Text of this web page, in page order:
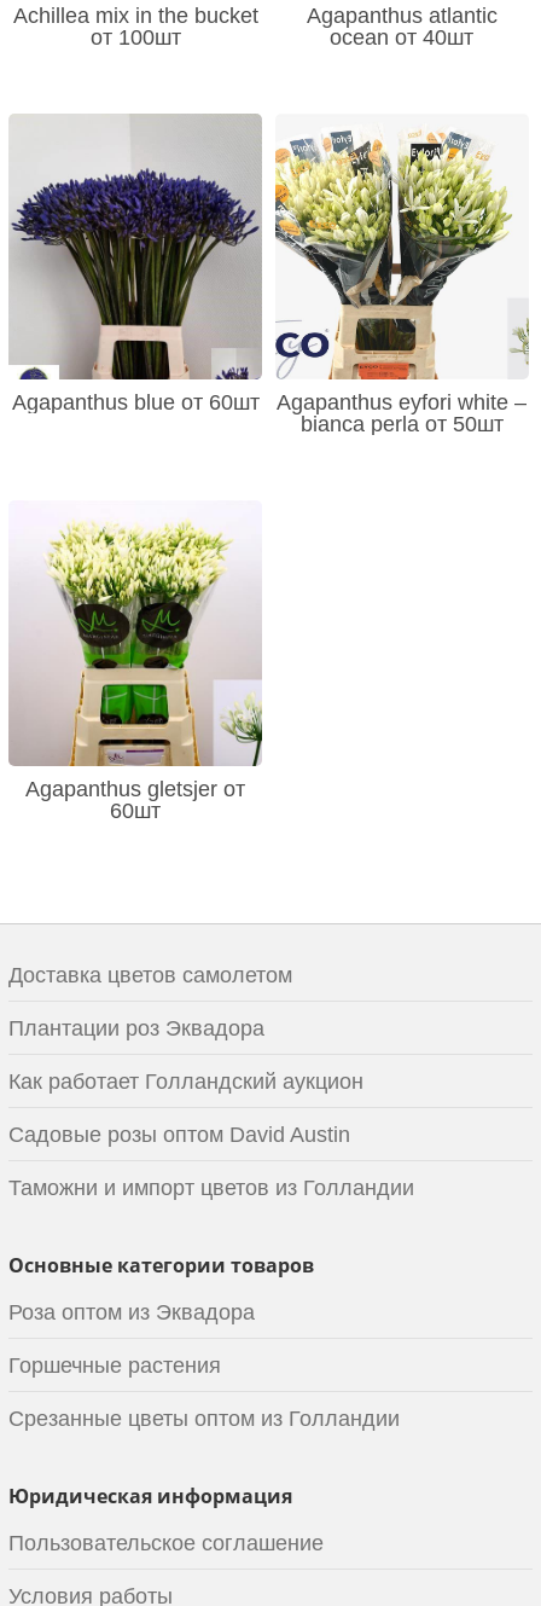
Achillea mix in the bucket
от 100шт
Agapanthus atlantic
ocean от 40шт
Agapanthus blue от 60шт
Agapanthus eyfori white –
bianca perla от 50шт
Agapanthus gletsjer от
60шт
Доставка цветов самолетом
Плантации роз Эквадора
Как работает Голландский аукцион
Садовые розы оптом David Austin
Таможни и импорт цветов из Голландии
Основные категории товаров
Роза оптом из Эквадора
Горшечные растения
Срезанные цветы оптом из Голландии
Юридическая информация
Пользовательское соглашение
Условия работы